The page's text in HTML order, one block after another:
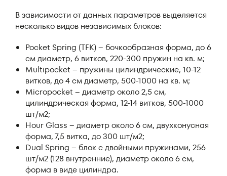
В зависимости от данных параметров выделяется
несколько видов независимых блоков:
Pocket Spring (TFK) – бочкообразная форма, до 6
см диаметр, 6 витков, 220-300 пружин на кв. м;
Multipocket – пружины цилиндрические, 10-12
витков, до 4 см диаметр, 500-1000 на кв. м;
Micropocket – диаметр около 2,5 см,
цилиндрическая форма, 12-14 витков, 500-1000
шт/м2;
Hour Glass – диаметр около 6 см, двухконусная
форма, 7,5 витка, до 300 шт/м2;
Dual Spring – блок с двойными пружинами, 256
шт/м2 (128 внутренние), диаметр около 6 см,
форма в виде цилиндра.